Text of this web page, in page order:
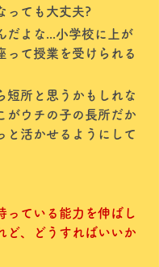
っても大丈夫?
だよな...小学校に上が
って授業を受けられる
短所と思うかもしれな
がウチの子の長所だか
と活かせるようにして
っている能力を伸ばし
ど、どうすればいいか